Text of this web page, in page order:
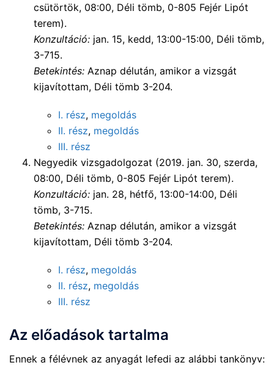
csütörtök, 08:00, Déli tömb, 0-805 Fejér Lipót
terem).
Konzultáció: jan. 15, kedd, 13:00-15:00, Déli tömb,
3-715.
Betekintés: Aznap délután, amikor a vizsgát
kijavítottam, Déli tömb 3-204.
I. rész, megoldás
II. rész, megoldás
III. rész
Negyedik vizsgadolgozat (2019. jan. 30, szerda,
08:00, Déli tömb, 0-805 Fejér Lipót terem).
Konzultáció: jan. 28, hétfő, 13:00-14:00, Déli
tömb, 3-715.
Betekintés: Aznap délután, amikor a vizsgát
kijavítottam, Déli tömb 3-204.
I. rész, megoldás
II. rész, megoldás
III. rész
Az előadások tartalma
Ennek a félévnek az anyagát lefedi az alábbi tankönyv: